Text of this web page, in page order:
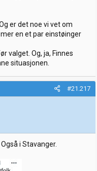
er det noe vi vet om
en et par einstøinger
valget. Og, ja, Finnes
situasjonen.
#21.217
i Stavanger.